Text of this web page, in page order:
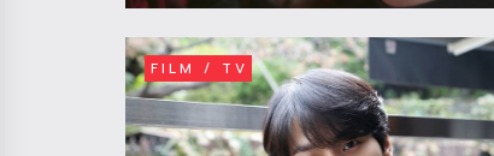
FILM / TV